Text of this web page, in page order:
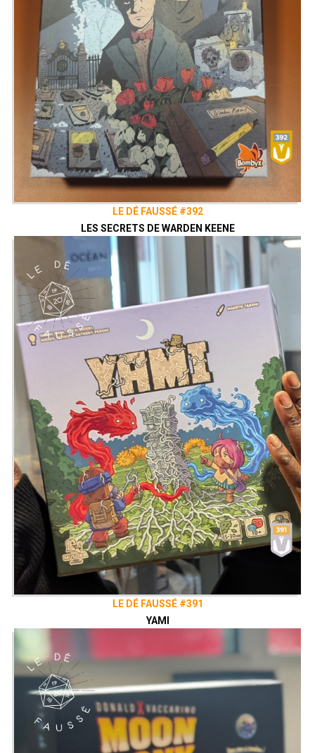
LE DÉ FAUSSÉ #392
LES SECRETS DE WARDEN KEENE
LE DÉ FAUSSÉ #391
YAMI